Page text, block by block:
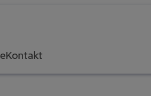
Kontakt